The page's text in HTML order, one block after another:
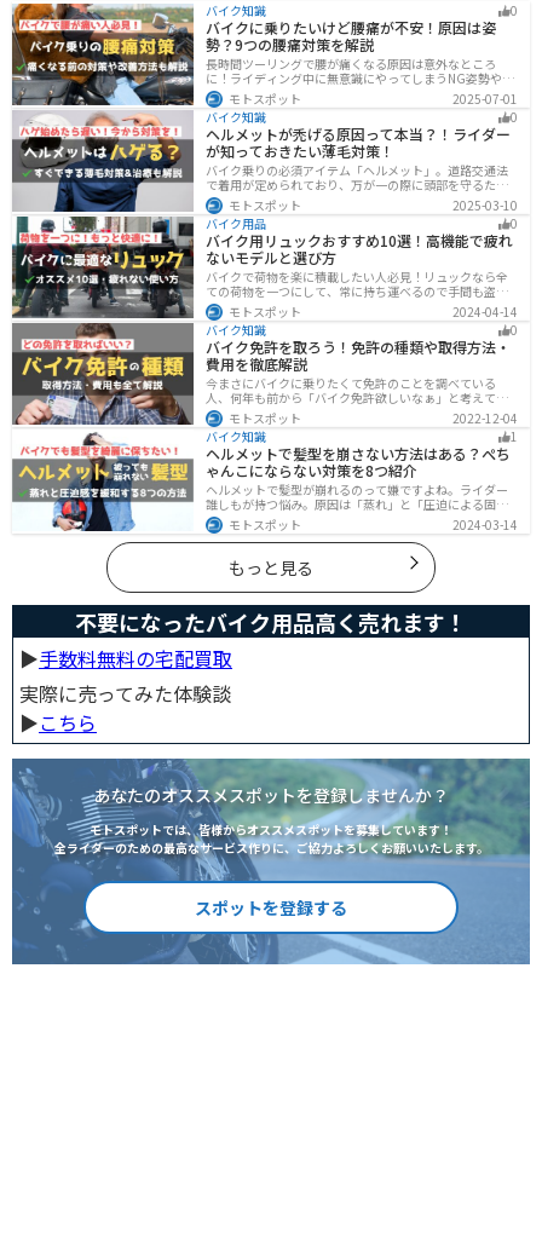
バイク知識 0
バイクに乗りたいけど腰痛が不安！原因は姿
勢？9つの腰痛対策を解説
長時間ツーリングで腰が痛くなる原因は意外なところ
に！ライディング中に無意識にやってしまうNG姿勢や体
への負担、今すぐ見直せる予防・対策法をわかりやすく
解説。腰痛対策に効果的な便利アイテムも紹介し、快適
で楽しいツーリングをサポートします。
モトスポット
2025-07-01
バイク知識
0
ヘルメットが禿げる原因って本当？！ライダー
が知っておきたい薄毛対策！
バイク乗りの必須アイテム「ヘルメット」。道路交通法
で着用が定められており、万が一の際に頭部を守るため
に被るものです。しかし、「ヘルメットが原因で禿げた
らどうしよう」と心配しているライダーもいるのではな
いでしょうか。ライダーヘルメットが禿げる原因になる
って本当かな・・・ライダーバイクには乗りたいけど抜
け毛が増えたら困る！ライダーツーリング後に髪のボリ
ュームが減った気がするけど、蒸れは禿げる原因にな
る？今回はこのような疑問、お悩みにお答えしていきま
す。薄毛が気になるライダーの方はぜひ最後までご覧く
ださい。モトスポットヘルメットで禿げ
モトスポット
2025-03-10
バイク用品
0
バイク用リュックおすすめ10選！高機能で疲れ
ないモデルと選び方
バイクで荷物を楽に積載したい人必見！リュックなら全
ての荷物を一つにして、常に持ち運べるので手間も盗ま
れる心配もありません。腰や肩の負担を軽減して通勤通
学・ツーリングを快適にできるオススメリュックを紹介
します。
モトスポット
2024-04-14
バイク知識
0
バイク免許を取ろう！免許の種類や取得方法・
費用を徹底解説
今まさにバイクに乗りたくて免許のことを調べている
人、何年も前から「バイク免許欲しいなぁ」と考えてい
るうちに時間ばかりが経っている人。そんな人々に役立
つ情報を分かりやすくまとめました。バイク免許の種類
や、免許を取るための方法や必要な費用・日数などにつ
いて解説します。
モトスポット
2022-12-04
バイク知識
1
ヘルメットで髪型を崩さない方法はある？ぺち
ゃんこにならない対策を8つ紹介
ヘルメットで髪型が崩れるのって嫌ですよね。ライダー
誰しもが持つ悩み。原因は「蒸れ」と「圧迫による固
定」です。原因に対してしっかりと対策すればヘルメッ
トを被っても髪型を崩さなくすることは可能です。今回
はその方法をまとめました。バイクに乗って髪型が崩れ
るのが気になるという人は、参考にしてください。
モトスポット 2024-03-14
もっと見る
不要になったバイク用品高く売れます！
▶︎手数料無料の宅配買取
実際に売ってみた体験談
▶︎こちら
あなたのオススメスポットを登録しませんか？
モトスポットでは、皆様からオススメスポットを募集しています！
全ライダーのための最高なサービス作りに、ご協力よろしくお願いいたします。
スポットを登録する